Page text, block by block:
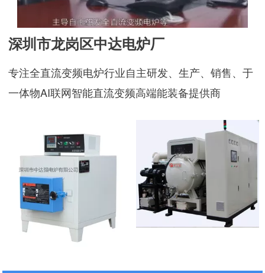
深圳市龙岗区中达电炉厂
专注全直流变频电炉行业自主研发、生产、销售、于
一体物AI联网智能直流变频高端能装备提供商